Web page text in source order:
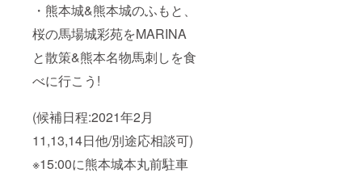
・熊本城&熊本城のふもと、
桜の馬場城彩苑をMARINA
と散策&熊本名物馬刺しを食
べに行こう!
(候補日程:2021年2月
11,13,14日他/別途応相談可)
※15:00に熊本城本丸前駐車